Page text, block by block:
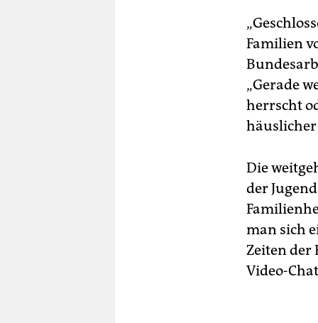
Familien
„Gerade
herrscht
Die
der
man sich
Zeiten der
Video-